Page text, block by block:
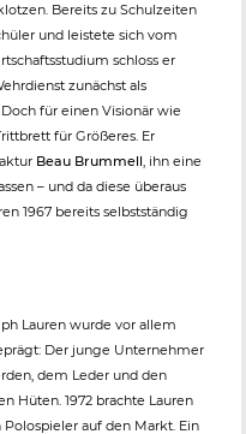
Bereits zu Schulzeiten
und leistete sich vom
schloss er
zunächst als
für einen Visionär wie
für Größeres. Er
Beau Brummell, ihn eine
– und da diese überaus
1967 bereits selbstständig
Lauren wurde vor allem
Der junge Unternehmer
dem Leder und den
Hüten. 1972 brachte Lauren
auf den Markt. Ein